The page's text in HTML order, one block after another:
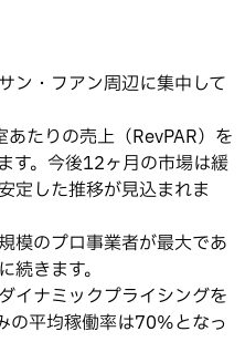
ン・フアン周辺に集中して
たりの売上（RevPAR）を
す。今後12ヶ月の市場は緩
定した推移が見込まれま
模のプロ事業者が最大であ
続きます。
イナミックプライシングを
の平均稼働率は70%となっ